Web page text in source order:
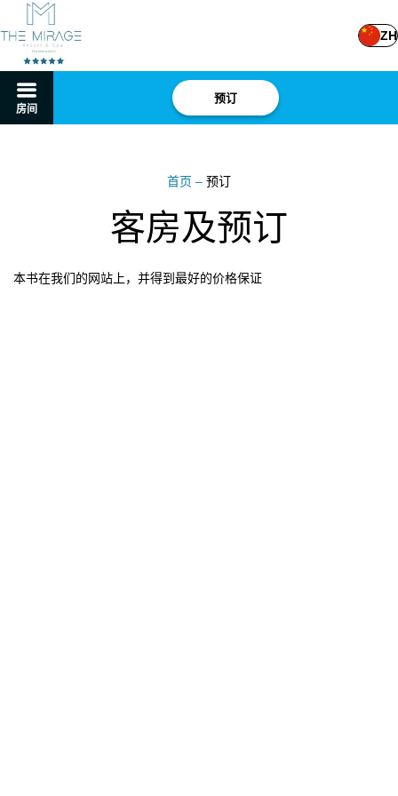
ZH
房间
预订
首页 – 预订
客房及预订
本书在我们的网站上，并得到最好的价格保证